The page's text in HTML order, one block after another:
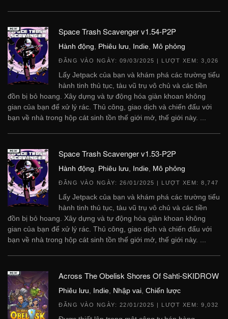
Space Trash Scavenger v1.54-P2P
Hành động Phiêu lưu Indie Mô phỏng
ĐĂNG VÀO NGÀY: 09/03/2025 | LƯỢT XEM: 3,026
Lấy Jetpack của bạn và khám phá các trường tiểu
hành tinh thủ tục, tàu vũ trụ vô chủ và các tiền
đồn bị bỏ hoang. Xây dựng và tự động hóa giàn khoan không
gian của bạn để xử lý rác. Thủ công, giao dịch và chiến đấu với
bạn về nhà trong hộp cát sinh tồn thế giới mở, thế giới này. ...
Space Trash Scavenger v1.53-P2P
Hành động Phiêu lưu Indie Mô phỏng
ĐĂNG VÀO NGÀY: 26/01/2025 | LƯỢT XEM: 8,747
Lấy Jetpack của bạn và khám phá các trường tiểu
hành tinh thủ tục, tàu vũ trụ vô chủ và các tiền
đồn bị bỏ hoang. Xây dựng và tự động hóa giàn khoan không
gian của bạn để xử lý rác. Thủ công, giao dịch và chiến đấu với
bạn về nhà trong hộp cát sinh tồn thế giới mở, thế giới này. ...
Across The Obelisk Shores Of Sahti-SKIDROW
Phiêu lưu Indie Nhập vai Chiến lược
ĐĂNG VÀO NGÀY: 22/01/2025 | LƯỢT XEM: 9,032